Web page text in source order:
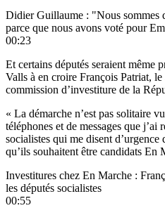
Didier Guillaume : "Nous sommes
parce que nous avons voté pour
00:23
Et certains députés seraient même
Valls à en croire François Patriat,
commission d’investiture de la
« La démarche n’est pas solitaire
téléphones et de messages que j’ai
socialistes qui me disent d’urgence
qu’ils souhaitent être candidats En
Investitures chez En Marche :
les députés socialistes
00:55